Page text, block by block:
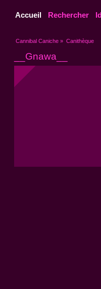
Accueil Rechercher
Cannibal Caniche » Canithèque
__Gnawa__